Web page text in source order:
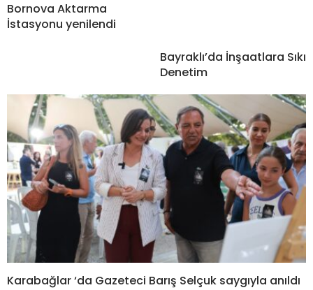
Bornova Aktarma
İstasyonu yenilendi
Bayraklı’da İnşaatlara Sıkı
Denetim
Karabağlar ‘da Gazeteci Barış Selçuk saygıyla anıldı